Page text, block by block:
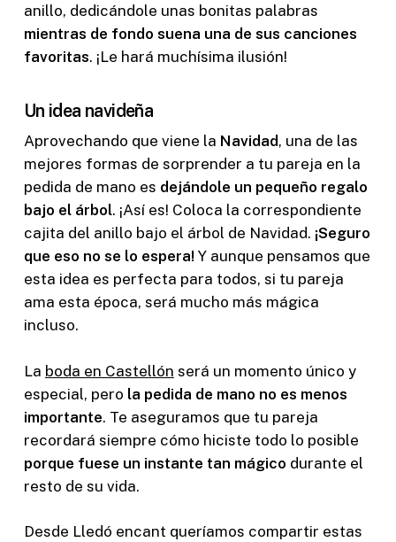
anillo, dedicándole unas bonitas palabras
mientras de fondo suena una de sus canciones
favoritas. ¡Le hará muchísima ilusión!
Un idea navideña
Aprovechando que viene la Navidad, una de las
mejores formas de sorprender a tu pareja en la
pedida de mano es dejándole un pequeño regalo
bajo el árbol. ¡Así es! Coloca la correspondiente
cajita del anillo bajo el árbol de Navidad. ¡Seguro
que eso no se lo espera! Y aunque pensamos que
esta idea es perfecta para todos, si tu pareja
ama esta época, será mucho más mágica
incluso.
La boda en Castellón será un momento único y
especial, pero la pedida de mano no es menos
importante. Te aseguramos que tu pareja
recordará siempre cómo hiciste todo lo posible
porque fuese un instante tan mágico durante el
resto de su vida.
Desde Lledó encant queríamos compartir estas